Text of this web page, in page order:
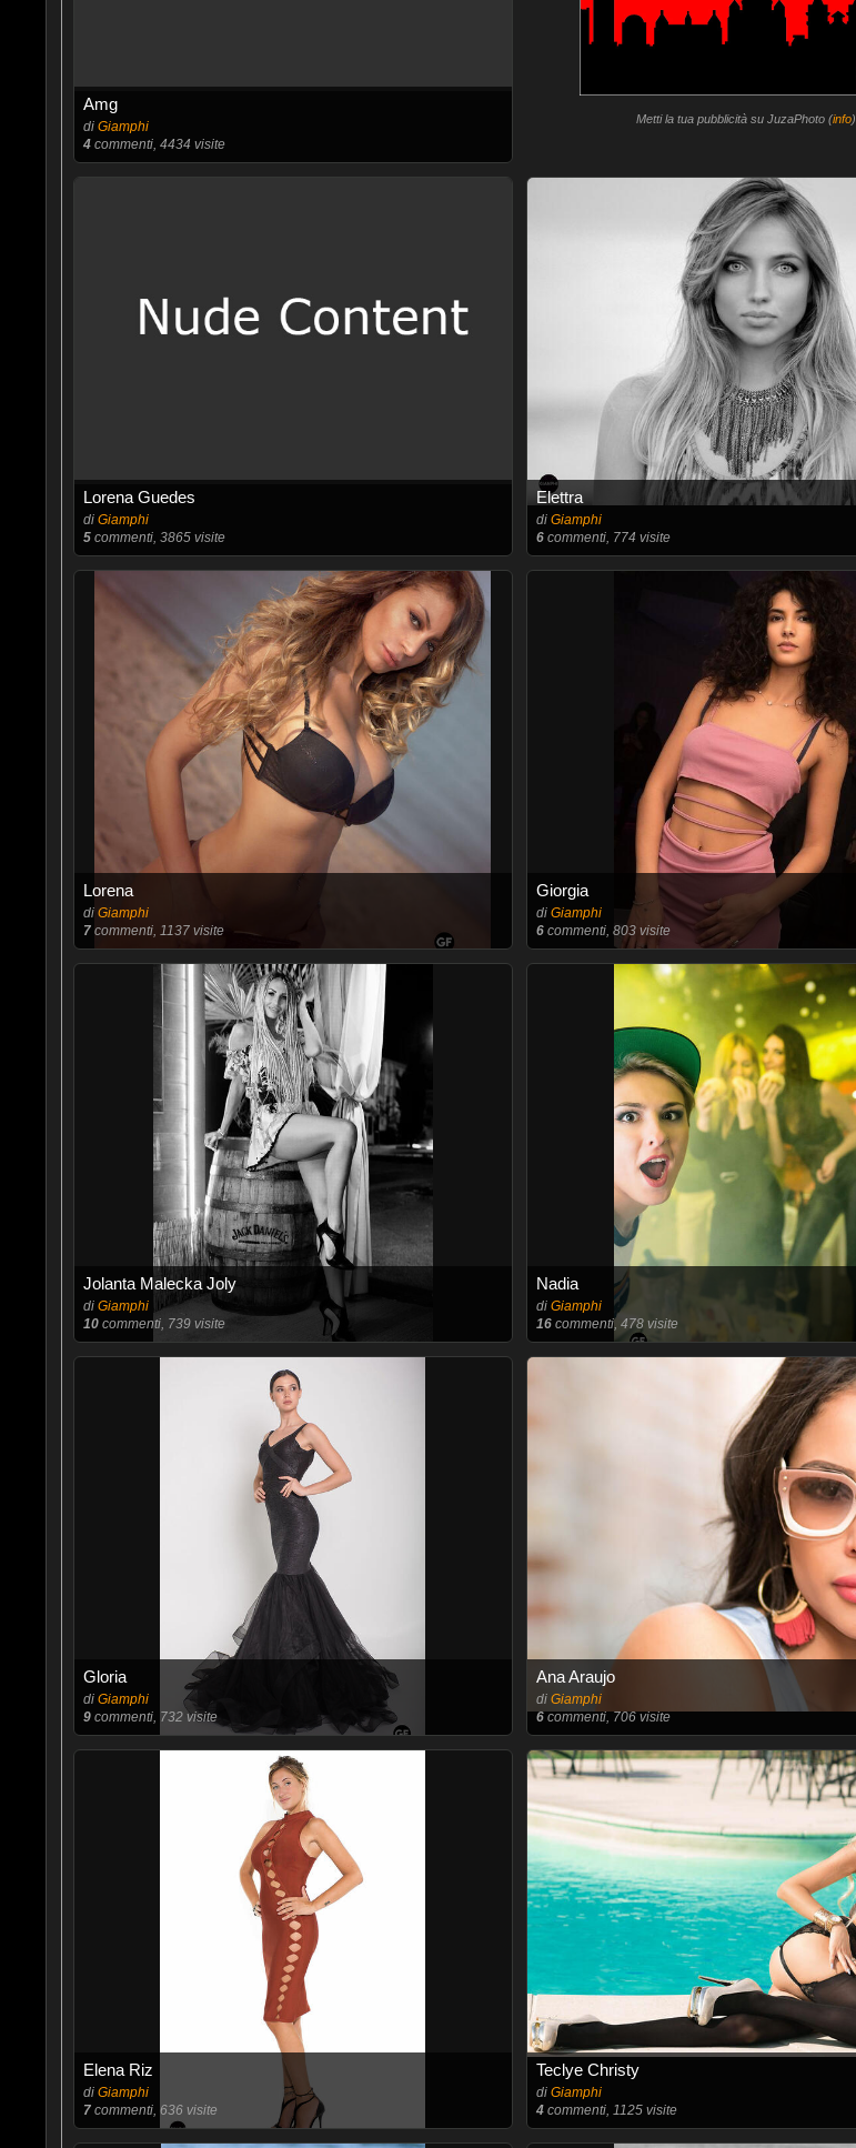
Amg
di Giamphi
4commenti, 4434 visite
Metti la tua pubblicità su JuzaPhoto (info)
Lorena Guedes
di Giamphi
5commenti, 3865 visite
Elettra
di Giamphi
6commenti, 774 visite
Lorena
di Giamphi
7commenti, 1137 visite
Giorgia
di Giamphi
6commenti, 803 visite
Jolanta Malecka Joly
di Giamphi
10commenti, 739 visite
Nadia
di Giamphi
16commenti, 478 visite
Gloria
di Giamphi
9commenti, 732 visite
Ana Araujo
di Giamphi
6commenti, 706 visite
Elena Riz
di Giamphi
7commenti, 636 visite
Teclye Christy
di Giamphi
4commenti, 1125 visite